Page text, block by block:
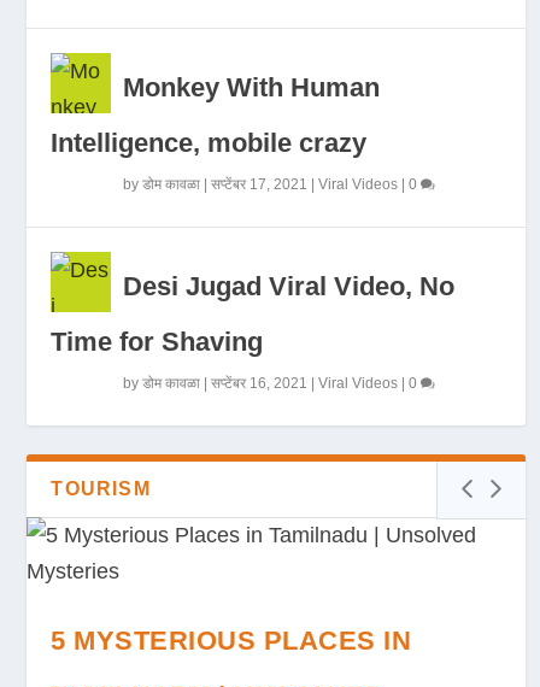
Monkey With Human
Intelligence, mobile crazy
byडोम कावळा |सप्टेंबर 17, 2021 |Viral Videos |0
Desi Jugad Viral Video, No
Time for Shaving
byडोम कावळा |सप्टेंबर 16, 2021 |Viral Videos |0
TOURISM
5 MYSTERIOUS PLACES IN